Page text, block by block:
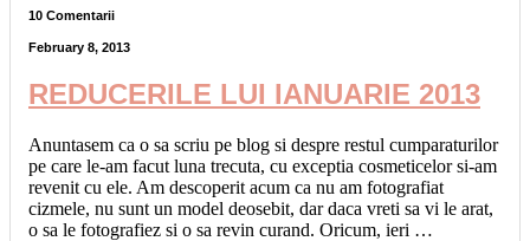
10 Comentarii
February 8, 2013
REDUCERILE LUI IANUARIE 2013
Anuntasem ca o sa scriu pe blog si despre restul cumparaturilor
pe care le-am facut luna trecuta, cu exceptia cosmeticelor si-am
revenit cu ele. Am descoperit acum ca nu am fotografiat
cizmele, nu sunt un model deosebit, dar daca vreti sa vi le arat,
o sa le fotografiez si o sa revin curand. Oricum, ieri …